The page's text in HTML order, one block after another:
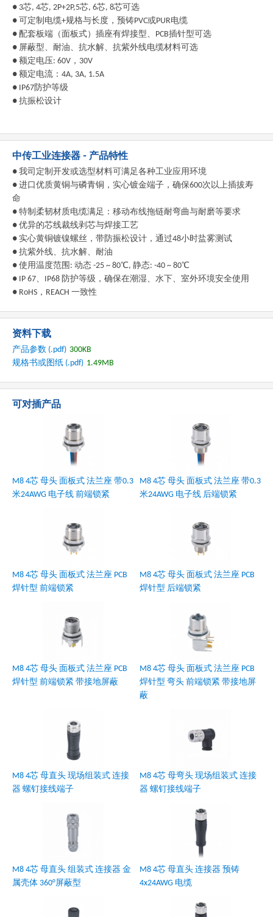
● 3芯, 4芯, 2P+2P,5芯, 6芯, 8芯可选
● 可定制电缆+规格与长度，预铸PVC或PUR电缆
● 配套板端（面板式）插座有焊接型、PCB插针型可选
● 屏蔽型、耐油、抗水解、抗紫外线电缆材料可选
● 额定电压: 60V，30V
● 额定电流：4A, 3A, 1.5A
● IP67防护等级
● 抗振松设计
中传工业连接器 - 产品特性
● 我司定制开发或选型材料可满足各种工业应用环境
● 进口优质黄铜与磷青铜，实心镀金端子，确保600次以上插拔寿
命
● 特制柔韧材质电缆满足：移动布线拖链耐弯曲与耐磨等要求
● 优异的芯线裁线剥芯与焊接工艺
● 实心黄铜镀镍螺丝，带防振松设计，通过48小时盐雾测试
● 抗紫外线、抗水解、耐油
● 使用温度范围: 动态 -25 ~ 80℃, 静态: -40 ~ 80℃
● IP 67、IP68 防护等级，确保在潮湿、水下、室外环境安全使用
● RoHS，REACH 一致性
资料下载
产品参数 (.pdf) 300KB
规格书或图纸 (.pdf) 1.49MB
可对插产品
M8 4芯 母头 面板式 法兰座 带0.3
米24AWG 电子线 前端锁紧
M8 4芯 母头 面板式 法兰座 带0.3
米24AWG 电子线 后端锁紧
M8 4芯 母头 面板式 法兰座 PCB
焊针型 前端锁紧
M8 4芯 母头 面板式 法兰座 PCB
焊针型 后端锁紧
M8 4芯 母头 面板式 法兰座 PCB
焊针型 前端锁紧 带接地屏蔽
M8 4芯 母头 面板式 法兰座 PCB
焊针型 弯头 前端锁紧 带接地屏
蔽
M8 4芯 母直头 现场组装式 连接
器 螺钉接线端子
M8 4芯 母弯头 现场组装式 连接
器 螺钉接线端子
M8 4芯 母直头 组装式 连接器 金
属壳体 360°屏蔽型
M8 4芯 母直头 连接器 预铸
4x24AWG 电缆